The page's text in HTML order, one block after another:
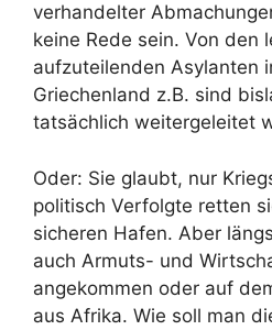
verhandelter
keine Rede sein. Von den
aufzuteilenden Asylanten
Griechenland z.B. sind
tatsächlich weitergeleitet
Oder: Sie glaubt, nur
politisch Verfolgte retten
sicheren Hafen. Aber
auch Armuts- und
angekommen oder auf
aus Afrika. Wie soll man